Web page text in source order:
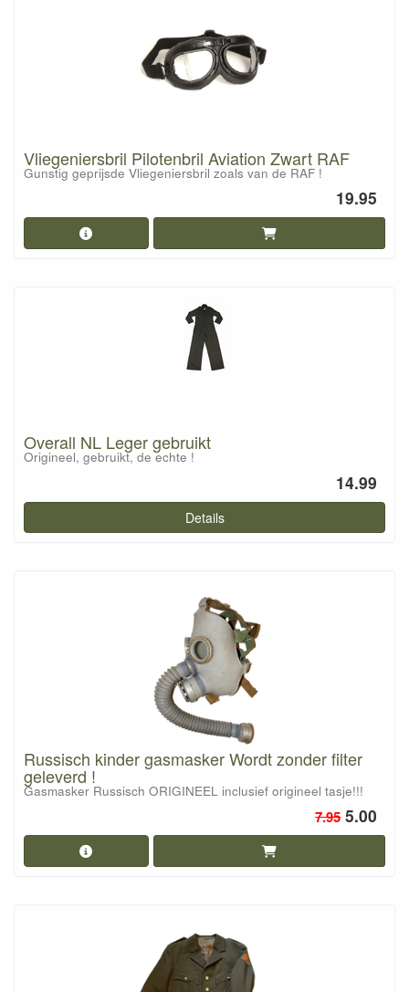
Vliegeniersbril Pilotenbril Aviation Zwart RAF
Gunstig geprijsde Vliegeniersbril zoals van de RAF !
19.95
Overall NL Leger gebruikt
Origineel, gebruikt, de echte !
14.99
Details
Russisch kinder gasmasker Wordt zonder filter
geleverd !
Gasmasker Russisch ORIGINEEL inclusief origineel tasje!!!
7.95 5.00